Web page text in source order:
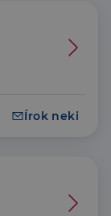
Írok neki